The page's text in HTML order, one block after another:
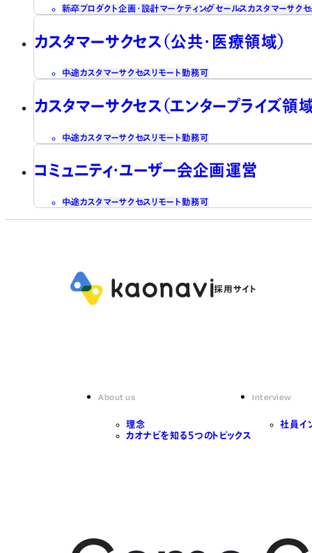
新卒プロダクト企画・設計マーケティングセールスカスタマーサク
カスタマーサクセス（公共・医療領域）
中途カスタマーサクセス リモート勤務可
カスタマーサクセス（エンタープライズ領
中途カスタマーサクセス リモート勤務可
コミュニティ・ユーザー会企画運営
中途カスタマーサクセス リモート勤務可
About us
理念
カオナビを知る5つのトピックス
Interview
社員イ